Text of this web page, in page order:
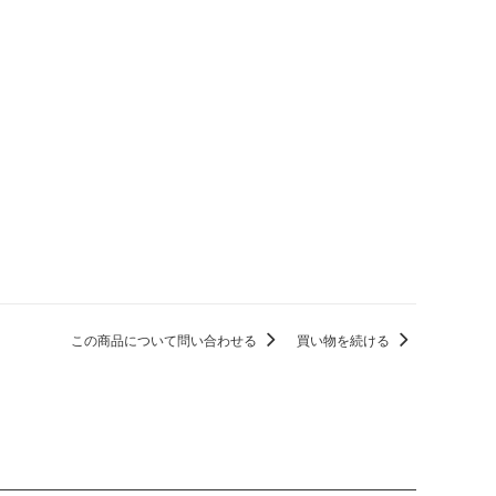
この商品について問い合わせる 買い物を続ける